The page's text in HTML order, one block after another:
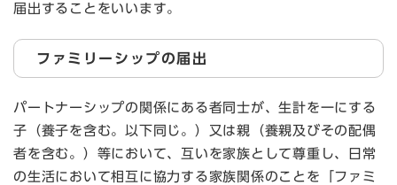
届出することをいいます。
ファミリーシップの届出
パートナーシップの関係にある者同士が、生計を一にする
子（養子を含む。以下同じ。）又は親（養親及びその配偶
者を含む。）等において、互いを家族として尊重し、日常
の生活において相互に協力する家族関係のことを「ファミ